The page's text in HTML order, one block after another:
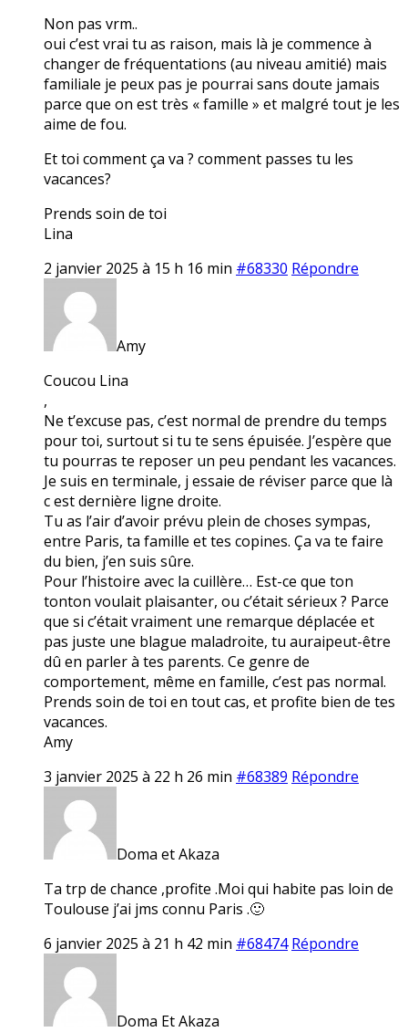
Non pas vrm..
oui c’est vrai tu as raison, mais là je commence à
changer de fréquentations (au niveau amitié) mais
familiale je peux pas je pourrai sans doute jamais
parce que on est très « famille » et malgré tout je les
aime de fou.
Et toi comment ça va ? comment passes tu les
vacances?
Prends soin de toi
Lina
2 janvier 2025 à 15 h 16 min #68330 Répondre
Amy
Coucou Lina
,
Ne t’excuse pas, c’est normal de prendre du temps
pour toi, surtout si tu te sens épuisée. J’espère que
tu pourras te reposer un peu pendant les vacances.
Je suis en terminale, j essaie de réviser parce que là
c est dernière ligne droite.
Tu as l’air d’avoir prévu plein de choses sympas,
entre Paris, ta famille et tes copines. Ça va te faire
du bien, j’en suis sûre.
Pour l’histoire avec la cuillère… Est-ce que ton
tonton voulait plaisanter, ou c’était sérieux ? Parce
que si c’était vraiment une remarque déplacée et
pas juste une blague maladroite, tu auraipeut-être
dû en parler à tes parents. Ce genre de
comportement, même en famille, c’est pas normal.
Prends soin de toi en tout cas, et profite bien de tes
vacances.
Amy
3 janvier 2025 à 22 h 26 min #68389 Répondre
Doma et Akaza
Ta trp de chance ,profite .Moi qui habite pas loin de
Toulouse j’ai jms connu Paris .🙂
6 janvier 2025 à 21 h 42 min #68474 Répondre
Doma Et Akaza